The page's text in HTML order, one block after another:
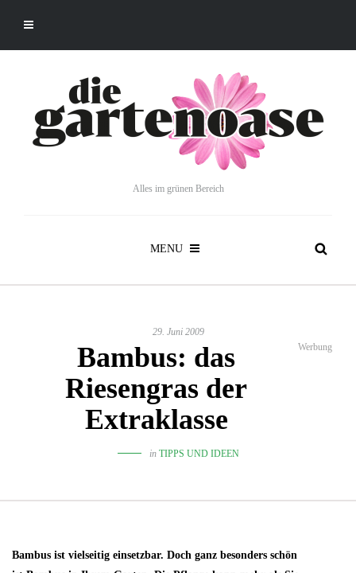
Alles im grünen Bereich
MENU
29. Juni 2009
Bambus: das
Riesengras der
Extraklasse
Werbung
in TIPPS UND IDEEN
Bambus ist vielseitig einsetzbar. Doch ganz besonders schön